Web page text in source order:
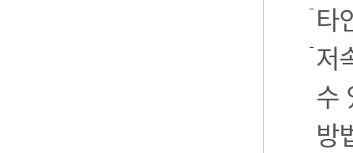
타
저
수
방